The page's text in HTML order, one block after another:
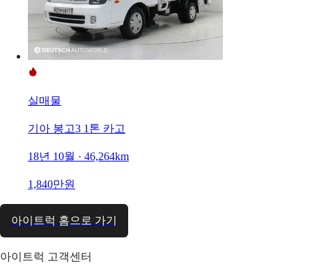
실매물
기아 봉고3 1톤 카고
18년 10월 · 46,264km
1,840만원
아이트럭 홈으로 가기
아이트럭 고객센터